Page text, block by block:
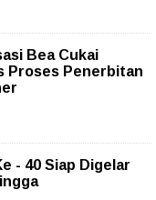
Bea Cukai
Proses Penerbitan
- 40 Siap Digelar